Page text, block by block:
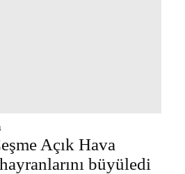
Açık Hava
büyüledi